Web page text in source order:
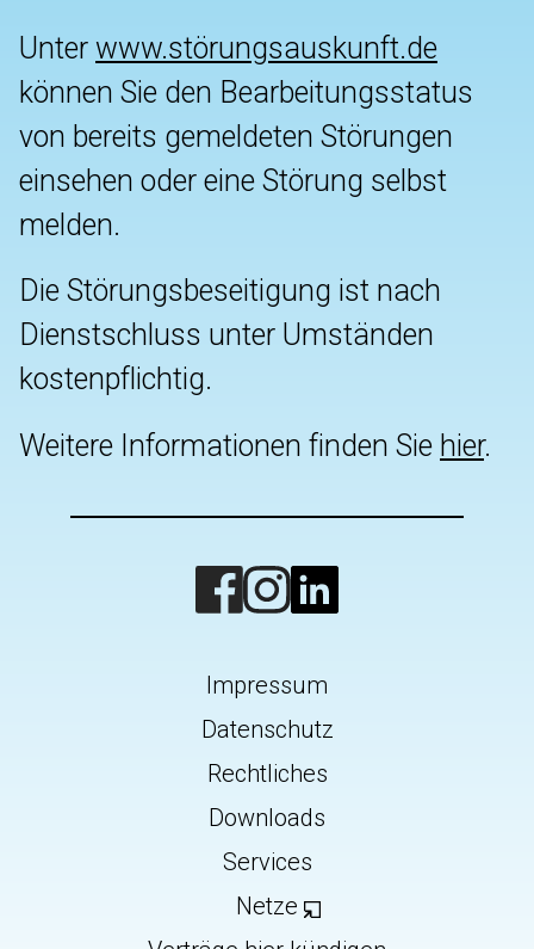
Unter www.störungsauskunft.de
können Sie den Bearbeitungsstatus
von bereits gemeldeten Störungen
einsehen oder eine Störung selbst
melden.
Die Störungsbeseitigung ist nach
Dienstschluss unter Umständen
kostenpflichtig.
Weitere Informationen finden Sie hier.
Impressum
Datenschutz
Rechtliches
Downloads
Services
Netze